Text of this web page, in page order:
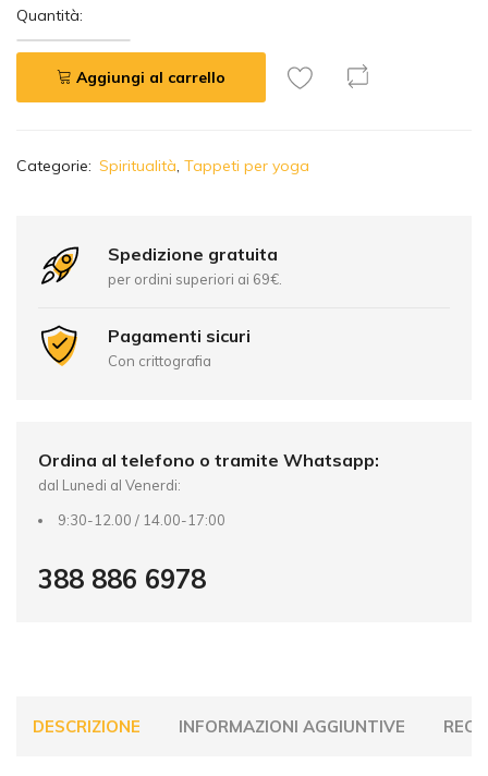
Quantità:
Aggiungi al carrello
lCategorie: Spiritualità, Tappeti per yoga
Spedizione gratuita
per ordini superiori ai 69€.
Pagamenti sicuri
Con crittografia
Ordina al telefono o tramite Whatsapp:
dal Lunedi al Venerdi:
9:30-12.00 / 14.00-17:00
388 886 6978
DESCRIZIONE INFORMAZIONI AGGIUNTIVE